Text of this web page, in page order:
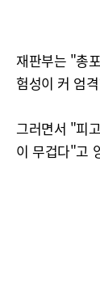
재판부는 "총
험성이 커 엄
그러면서 "피
이 무겁다"고